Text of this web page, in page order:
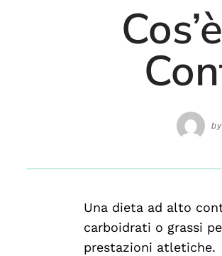
by
Una dieta ad alto
carboidrati o grassi
prestazioni atletiche.